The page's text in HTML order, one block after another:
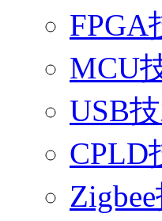
FPGA
MCU
USB
CPLD